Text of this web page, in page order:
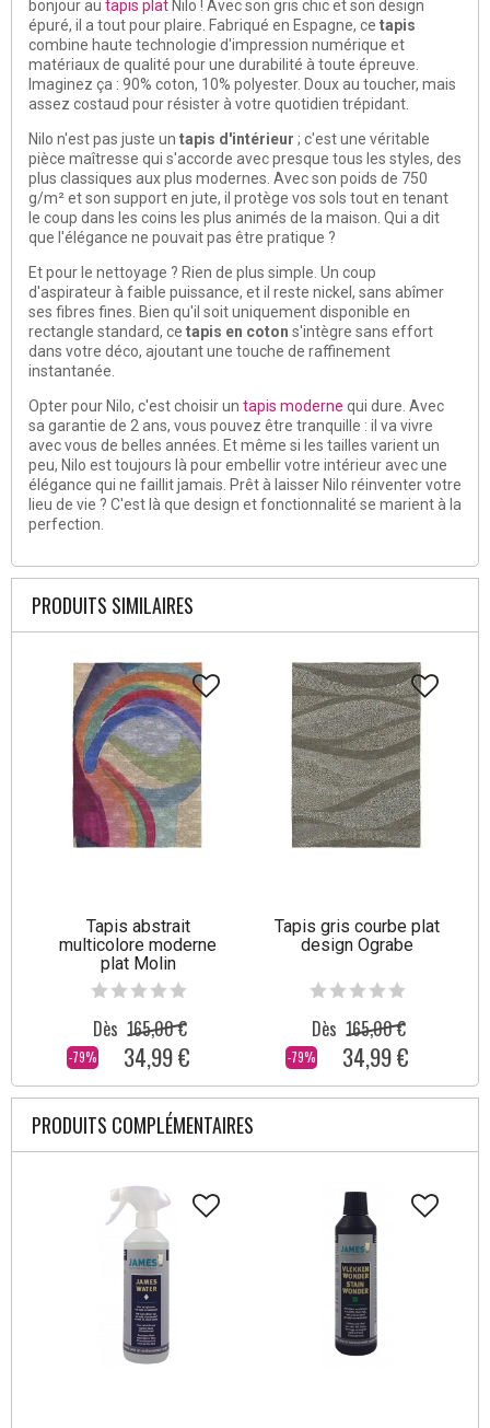
bonjour au tapis plat Nilo ! Avec son gris chic et son design
épuré, il a tout pour plaire. Fabriqué en Espagne, ce tapis
combine haute technologie d'impression numérique et
matériaux de qualité pour une durabilité à toute épreuve.
Imaginez ça : 90% coton, 10% polyester. Doux au toucher, mais
assez costaud pour résister à votre quotidien trépidant.
Nilo n'est pas juste un tapis d'intérieur ; c'est une véritable
pièce maîtresse qui s'accorde avec presque tous les styles, des
plus classiques aux plus modernes. Avec son poids de 750
g/m² et son support en jute, il protège vos sols tout en tenant
le coup dans les coins les plus animés de la maison. Qui a dit
que l'élégance ne pouvait pas être pratique ?
Et pour le nettoyage ? Rien de plus simple. Un coup
d'aspirateur à faible puissance, et il reste nickel, sans abîmer
ses fibres fines. Bien qu'il soit uniquement disponible en
rectangle standard, ce tapis en coton s'intègre sans effort
dans votre déco, ajoutant une touche de raffinement
instantanée.
Opter pour Nilo, c'est choisir un tapis moderne qui dure. Avec
sa garantie de 2 ans, vous pouvez être tranquille : il va vivre
avec vous de belles années. Et même si les tailles varient un
peu, Nilo est toujours là pour embellir votre intérieur avec une
élégance qui ne faillit jamais. Prêt à laisser Nilo réinventer votre
lieu de vie ? C'est là que design et fonctionnalité se marient à la
perfection.
PRODUITS SIMILAIRES
Tapis abstrait
multicolore moderne
plat Molin
-79%
Dès 165,00 €
34,99 €
Tapis gris courbe plat
design Ograbe
-79%
Dès 165,00 €
34,99 €
PRODUITS COMPLÉMENTAIRES